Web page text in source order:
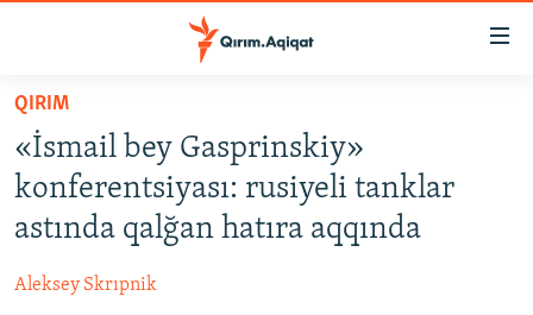
Esas
mündericege
qaytmaq
Baş
navigatsiyağa
qaytmaq
Qıdıruvğa
qaytmaq
HABERLER
SİYASET
İQTİSADİYAT
MEDENİYET
QIRIM
«İsmail bey Gasprinskiy»
konferentsiyası: rusiyeli tanklar
astında qalğan hatıra aqqında
Aleksey Skrıpnik